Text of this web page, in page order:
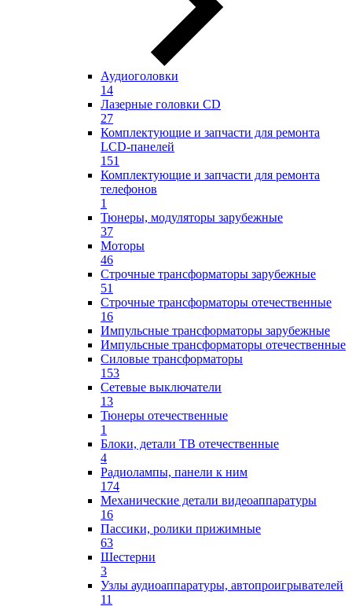
Аудиоголовки
14
Лазерные головки CD
27
Комплектующие и запчасти для ремонта
LCD-панелей
151
Комплектующие и запчасти для ремонта
телефонов
1
Тюнеры, модуляторы зарубежные
37
Моторы
46
Строчные трансформаторы зарубежные
51
Строчные трансформаторы отечественные
16
Импульсные трансформаторы зарубежные
Импульсные трансформаторы отечественные
Силовые трансформаторы
153
Сетевые выключатели
13
Тюнеры отечественные
1
Блоки, детали ТВ отечественные
4
Радиолампы, панели к ним
174
Механические детали видеоаппаратуры
16
Пассики, ролики прижимные
63
Шестерни
3
Узлы аудиоаппаратуры, автопроигрывателей
11